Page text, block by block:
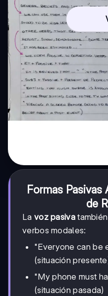
Formas Pasivas
de
La voz pasiva
verbos modales:
"Everyone can be
(situación
"My phone must
(situación pasada)